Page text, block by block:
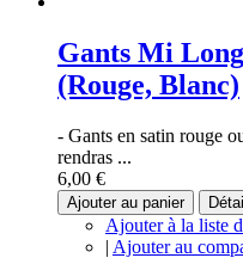
Gants Mi
(Rouge, Blanc)
- Gants en satin rouge
rendras ...
6,00 €
Ajouter au panier
Ajouter à la liste
| Ajouter au